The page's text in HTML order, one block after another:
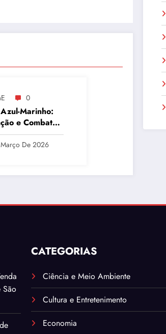
0
Marinho:
e Combate
Colorretal
Físicas
De 2026
São
CATEGORIAS
Ciência e Meio Ambiente
Cultura e Entretenimento
Economia